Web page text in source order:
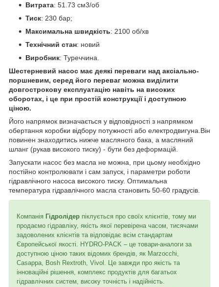
Витрата: 51.73 см3/об
Тиск: 230 бар;
Максимальна швидкість: 2100 об/хв
Технічний стан: новий
Виробник: Туреччина.
Шестерневий насос має деякі переваги над аксіально-
поршневим, серед його переваг можна виділити
довгострокову експлуатацію навіть на високих
оборотах, і це при простій конструкції і доступною
ціною.
Його напрямок визначається у відповідності з напрямком
обертання коробки відбору потужності або електродвигуна.Він
повинен знаходитись нижче масляного бака, а масляний
шланг (рукав високого тиску) - бути без деформацій.
Запускати насос без масла не можна, при цьому необхідно
постійно контролювати і сам запуск, і параметри роботи
гідравлічного насоса високого тиску. Оптимальна
температура гідравлічного масла становить 50-60 градусів.
Компанія Гідролідер піклується про своїх клієнтів, тому ми
продаємо гідравліку, якість якої перевірена часом, тисячами
задоволених клієнтів та відповідає всім стандартам
Європейської якості. HYDRO-PACK – це товари-аналоги за
доступною ціною таких відомих брендів, як Marzocchi,
Casappa, Bosh Rextroth, Vivol. Це завжди про якість та
інноваційні рішення, комплекс продуктів для багатьох
гідравлічних систем, високу точність і надійність.